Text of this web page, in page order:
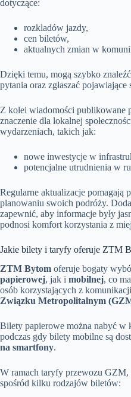
dotyczące:
rozkladów jazdy,
cen biletów,
aktualnych zmian w
Dzięki temu, mogą szybko
pytania oraz zgłaszać pojawiające
Z kolei wiadomości publikowane
znaczenie dla lokalnej
wydarzeniach, takich jak:
nowe inwestycje w
potencjalne utrudnienia w
Regularne aktualizacje pomagają
planowaniu swoich podróży.
zapewnić, aby informacje były
podnosi komfort korzystania z
Jakie bilety i taryfy oferuje ZTM
ZTM Bytom oferuje bogaty
papierowej, jak i mobilnej, co
osób korzystających z
Związku Metropolitalnym
Bilety papierowe można nabyć w
podczas gdy bilety mobilne są
na smartfony.
W ramach taryfy przewozu GZM,
spośród kilku rodzajów biletów: